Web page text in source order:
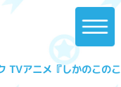
TVアニメ『しかのこの